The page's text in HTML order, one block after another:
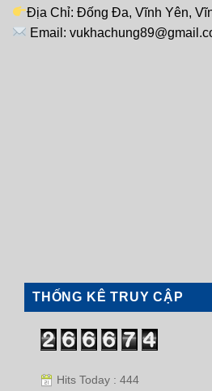
Địa Chỉ: Đống Đa, Vĩnh Yên,
Email:
THỐNG KÊ TRUY CẬP
Hits Today : 444